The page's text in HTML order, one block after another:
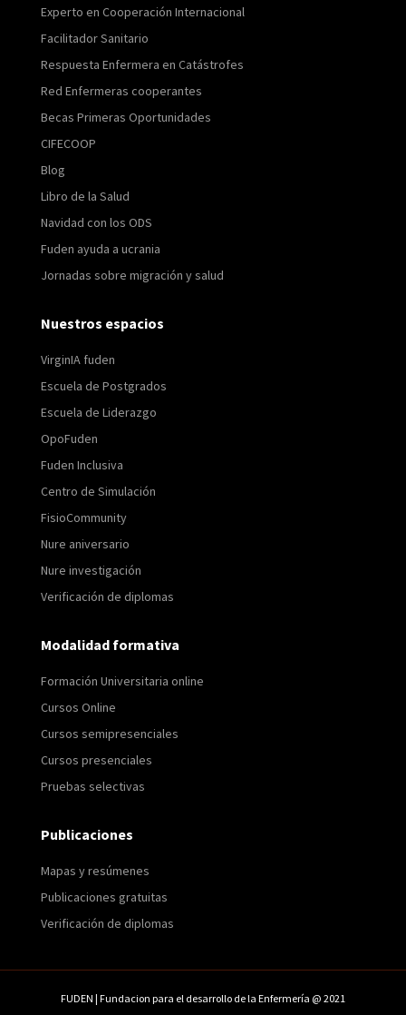
Experto en Cooperación Internacional
Facilitador Sanitario
Respuesta Enfermera en Catástrofes
Red Enfermeras cooperantes
Becas Primeras Oportunidades
CIFECOOP
Blog
Libro de la Salud
Navidad con los ODS
Fuden ayuda a ucrania
Jornadas sobre migración y salud
Nuestros espacios
VirginIA fuden
Escuela de Postgrados
Escuela de Liderazgo
OpoFuden
Fuden Inclusiva
Centro de Simulación
FisioCommunity
Nure aniversario
Nure investigación
Verificación de diplomas
Modalidad formativa
Formación Universitaria online
Cursos Online
Cursos semipresenciales
Cursos presenciales
Pruebas selectivas
Publicaciones
Mapas y resúmenes
Publicaciones gratuitas
Verificación de diplomas
FUDEN | Fundacion para el desarrollo de la Enfermería @ 2021